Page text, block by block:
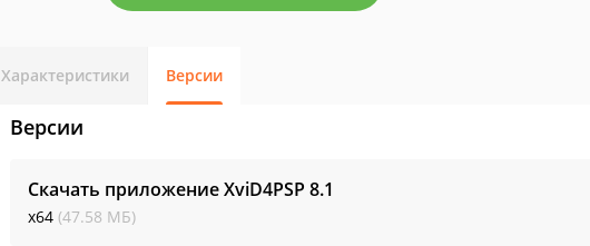
Характеристики Версии
Версии
Скачать приложение XviD4PSP 8.1
x64 (47.58 МБ)